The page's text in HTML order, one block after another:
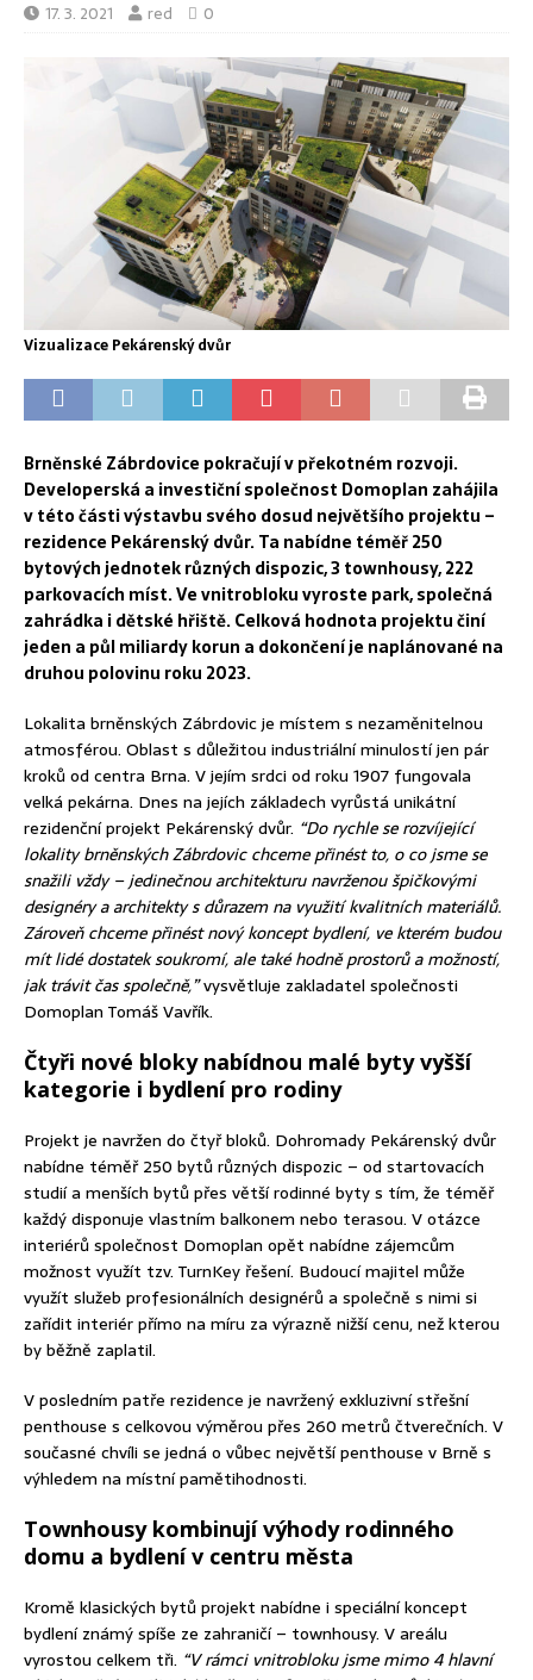
17. 3. 2021 red 0
Vizualizace Pekárenský dvůr
Brněnské Zábrdovice pokračují v překotném rozvoji.
Developerská a investiční společnost Domoplan zahájila
v této části výstavbu svého dosud největšího projektu –
rezidence Pekárenský dvůr. Ta nabídne téměř 250
bytových jednotek různých dispozic, 3 townhousy, 222
parkovacích míst. Ve vnitrobloku vyroste park, společná
zahrádka i dětské hřiště. Celková hodnota projektu činí
jeden a půl miliardy korun a dokončení je naplánované na
druhou polovinu roku 2023.
Lokalita brněnských Zábrdovic je místem s nezaměnitelnou
atmosférou. Oblast s důležitou industriální minulostí jen pár
kroků od centra Brna. V jejím srdci od roku 1907 fungovala
velká pekárna. Dnes na jejích základech vyrůstá unikátní
rezidenční projekt Pekárenský dvůr. “Do rychle se rozvíjející
lokality brněnských Zábrdovic chceme přinést to, o co jsme se
snažili vždy – jedinečnou architekturu navrženou špičkovými
designéry a architekty s důrazem na využití kvalitních materiálů.
Zároveň chceme přinést nový koncept bydlení, ve kterém budou
mít lidé dostatek soukromí, ale také hodně prostorů a možností,
jak trávit čas společně,”vysvětluje zakladatel společnosti
Domoplan Tomáš Vavřík.
Čtyři nové bloky nabídnou malé byty vyšší
kategorie i bydlení pro rodiny
Projekt je navržen do čtyř bloků. Dohromady Pekárenský dvůr
nabídne téměř 250 bytů různých dispozic – od startovacích
studií a menších bytů přes větší rodinné byty s tím, že téměř
každý disponuje vlastním balkonem nebo terasou. V otázce
interiérů společnost Domoplan opět nabídne zájemcům
možnost využít tzv. TurnKey řešení. Budoucí majitel může
využít služeb profesionálních designérů a společně s nimi si
zařídit interiér přímo na míru za výrazně nižší cenu, než kterou
by běžně zaplatil.
V posledním patře rezidence je navržený exkluzivní střešní
penthouse s celkovou výměrou přes 260 metrů čtverečních. V
současné chvíli se jedná o vůbec největší penthouse v Brně s
výhledem na místní pamětihodnosti.
Townhousy kombinují výhody rodinného
domu a bydlení v centru města
Kromě klasických bytů projekt nabídne i speciální koncept
bydlení známý spíše ze zahraničí – townhousy. V areálu
vyrostou celkem tři. “V rámci vnitrobloku jsme mimo 4 hlavní